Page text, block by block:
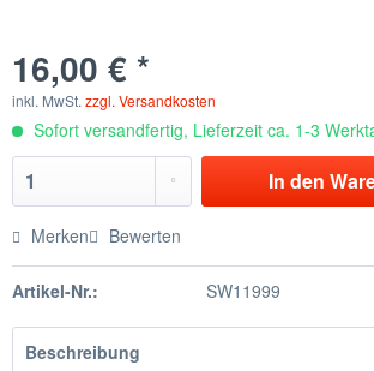
16,00 € *
inkl. MwSt. zzgl. Versandkosten
Sofort versandfertig, Lieferzeit ca. 1-3
In den
Merken Bewerten
Artikel-Nr.: SW11999
Beschreibung